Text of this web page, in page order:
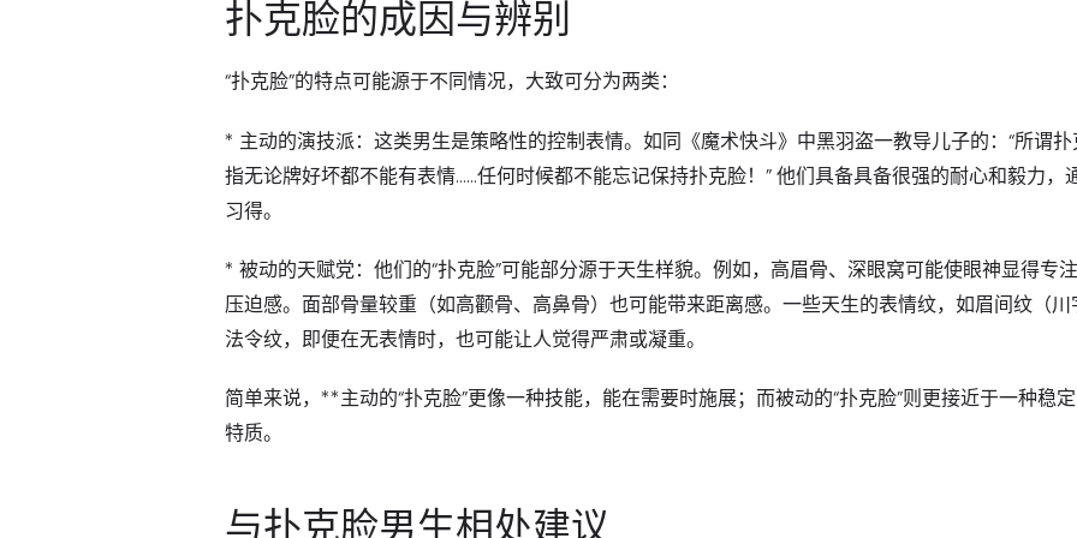
扑克脸的成因与辨别
“扑克脸”的特点可能源于不同情况，大致可分为两类：
* 主动的演技派：这类男生是策略性的控制表情。如同《魔术快斗》中黑羽盗一教导儿子的：“所谓
指无论牌好坏都不能有表情……任何时候都不能忘记保持扑克脸！” 他们具备具备很强的耐心和毅力，
习得。
* 被动的天赋党：他们的“扑克脸”可能部分源于天生样貌。例如，高眉骨、深眼窝可能使眼神显得专
压迫感。面部骨量较重（如高颧骨、高鼻骨）也可能带来距离感。一些天生的表情纹，如眉间纹（
法令纹，即便在无表情时，也可能让人觉得严肃或凝重。
简单来说，**主动的“扑克脸”更像一种技能，能在需要时施展；而被动的“扑克脸”则更接近于一种稳
特质。
与扑克脸男生相处建议